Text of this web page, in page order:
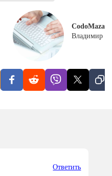
CodoMaza
Владимир
Ответить